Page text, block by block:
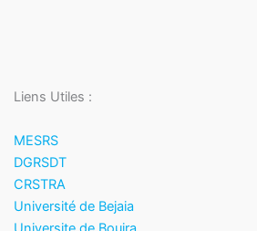
Liens Utiles :
MESRS
DGRSDT
CRSTRA
Université de Bejaia